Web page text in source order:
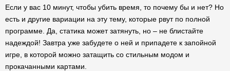
Если у вас 10 минут, чтобы убить время, то почему бы и нет? Но
есть и другие вариации на эту тему, которые рвут по полной
программе. Да, статика может затянуть, но – не блистайте
надеждой! Завтра уже забудете о ней и припадете к запойной
игре, в которой можно затащить со стильным модом и
прокачанными картами.